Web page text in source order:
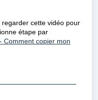
cette vidéo pour
étape par
Comment copier mon